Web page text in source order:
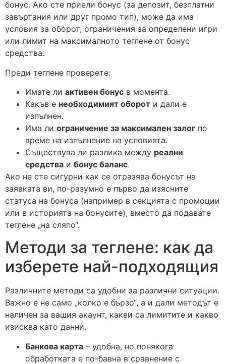
бонус. Ако сте приели бонус (за депозит, безплатни
завъртания или друг промо тип), може да има
условия за оборот, ограничения за определени игри
или лимит на максималното теглене от бонус
средства.
Преди теглене проверете:
Имате ли активен бонус в момента.
Какъв е необходимият оборот и дали е
изпълнен.
Има ли ограничение за максимален залог по
време на изпълнение на условията.
Съществува ли разлика между реални
средства и бонус баланс.
Ако не сте сигурни как се отразява бонусът на
заявката ви, по-разумно е първо да изясните
статуса на бонуса (например в секцията с промоции
или в историята на бонусите), вместо да подавате
теглене „на сляпо“.
Методи за теглене: как да
изберете най-подходящия
Различните методи са удобни за различни ситуации.
Важно е не само „колко е бързо“, а и дали методът е
наличен за вашия акаунт, какви са лимитите и какво
изисква като данни.
Банкова карта – удобна, но понякога
обработката е по-бавна в сравнение с